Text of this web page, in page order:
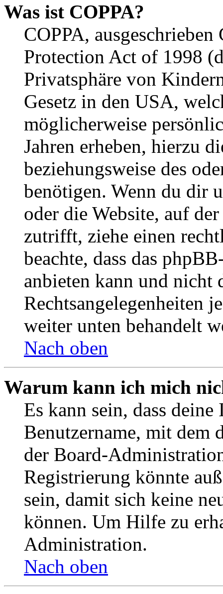
Was ist COPPA?
COPPA,
Protection Act of 1998
Privatsphäre von
Gesetz in den USA,
möglicherweise
Jahren erheben, hierzu
beziehungsweise des
benötigen. Wenn du dir
oder die Website, auf
zutrifft, ziehe einen
beachte, dass das
anbieten kann und nicht
Rechtsangelegenheiten
weiter unten behandelt
Nach oben
Warum kann ich mich
Es kann sein, dass
Benutzername, mit dem
der Board-
Registrierung könnte
sein, damit sich keine
können. Um Hilfe zu
Administration.
Nach oben